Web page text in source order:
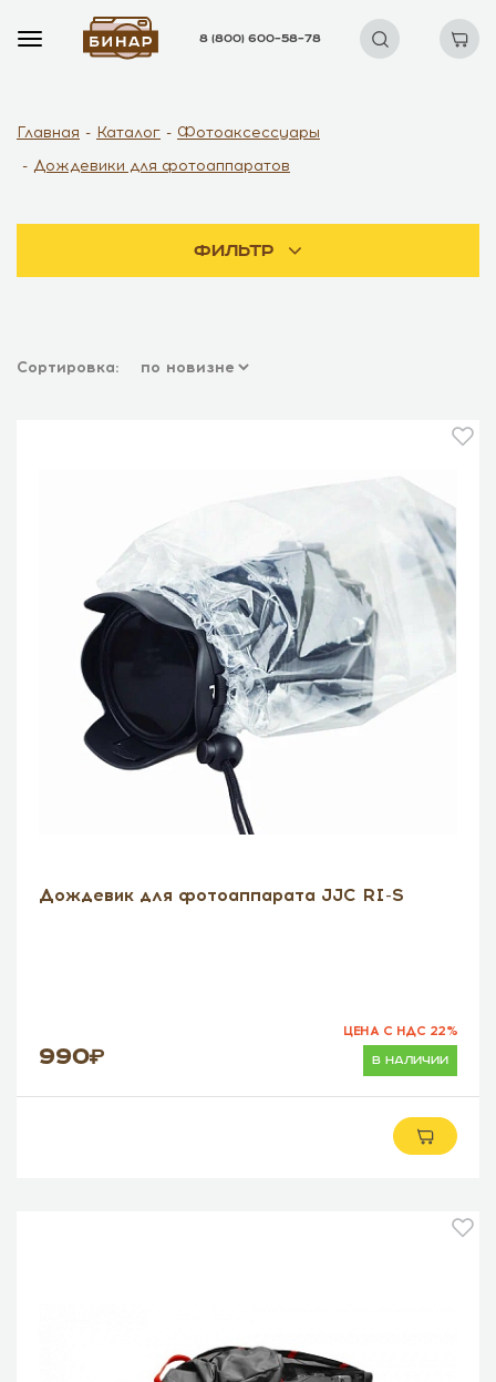
8 (800) 600–58–78
Главная Каталог
Фотоаксессуары
Дождевики для фотоаппаратов
Фильтр
Сортировка:
Дождевик для фотоаппарата JJC RI-S
990 в наличии
ЦЕНА С НДС 22%